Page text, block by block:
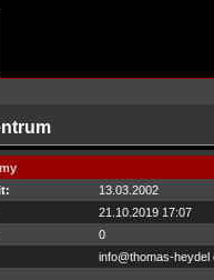
13.03.2002
21.10.2019 17:07
0
info@thomas-heydel